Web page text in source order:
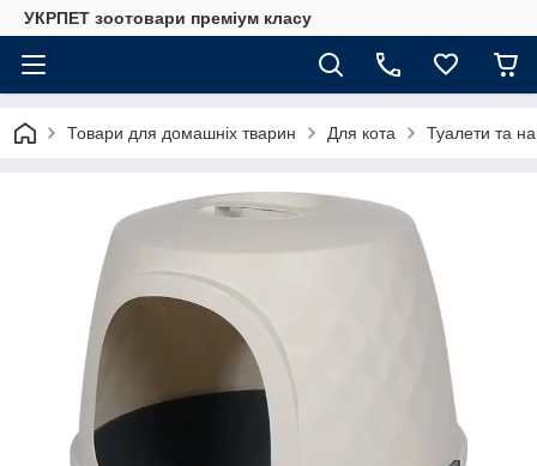
УКРПЕТ зоотовари преміум класу
Товари для домашніх тварин Для кота Туалети та